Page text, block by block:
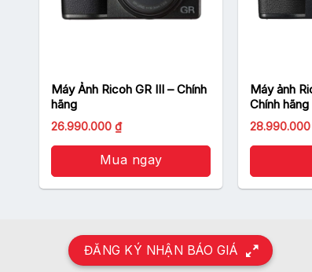
Máy Ảnh Ricoh GR III – Chính
hãng
Giá
là:
29.000.000 ₫.
26.990.000₫Giá
hiện
tại
là:
26.990.000 ₫.
Mua ngay
Máy ảnh Ricoh GR IIIx –
Chính hãng
28.990.000
có
nhiều
ĐĂNG KÝ NHẬN BÁO GIÁ